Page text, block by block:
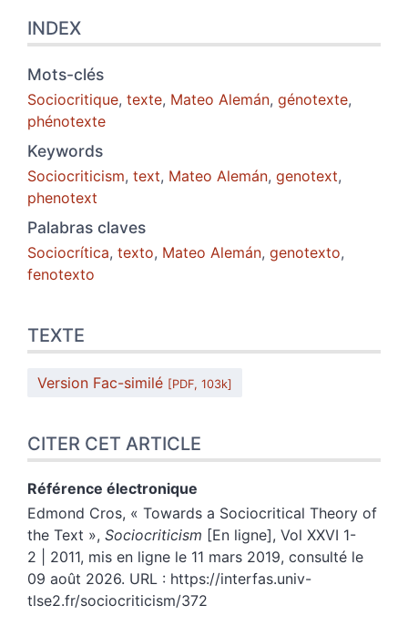
INDEX
Mots-clés
Sociocritique, texte, Mateo Alemán, génotexte,
phénotexte
Keywords
Sociocriticism, text, Mateo Alemán, genotext,
phenotext
Palabras claves
Sociocrítica, texto, Mateo Alemán, genotexto,
fenotexto
TEXTE
Version Fac-similé [PDF, 103k]
CITER CET ARTICLE
Référence électronique
Edmond Cros, « Towards a Sociocritical Theory of
the Text », Sociocriticism [En ligne], Vol XXVI 1-
2 | 2011, mis en ligne le 11 mars 2019, consulté le
09 août 2026. URL : https://interfas.univ-
tlse2.fr/sociocriticism/372